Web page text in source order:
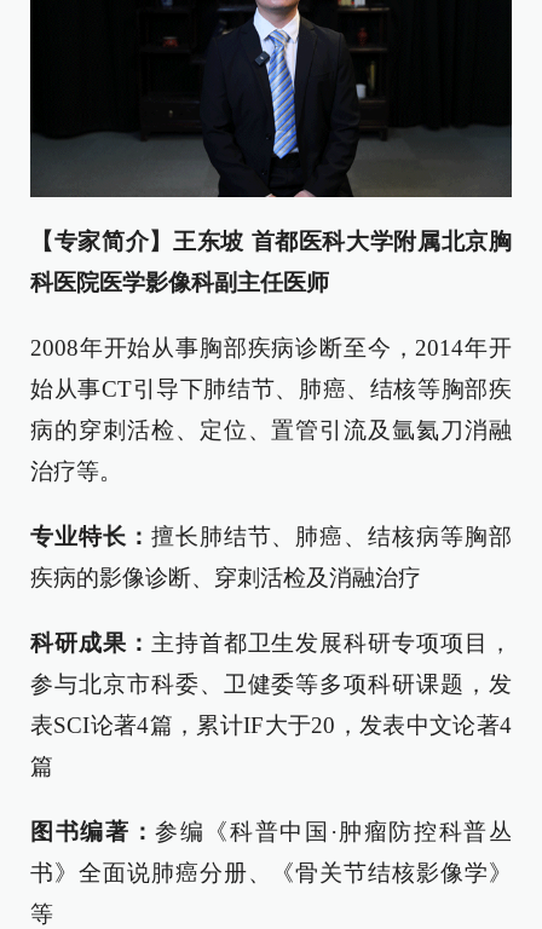
【专家简介】 王东坡 首都医科大学附属北京胸
科医院医学影像科副主任医师
2008年开始从事胸部疾病诊断至今，2014年开
始从事CT引导下肺结节、肺癌、结核等胸部疾
病的穿刺活检、定位、置管引流及氩氦刀消融
治疗等。
专业特长： 擅长肺结节、肺癌、结核病等胸部
疾病的影像诊断、穿刺活检及消融治疗
科研成果： 主持首都卫生发展科研专项项目，
参与北京市科委、卫健委等多项科研课题，发
表SCI论著4篇，累计IF大于20，发表中文论著4
篇
图书编著：参编《科普中国·肿瘤防控科普丛
书》全面说肺癌分册、《骨关节结核影像学》
等